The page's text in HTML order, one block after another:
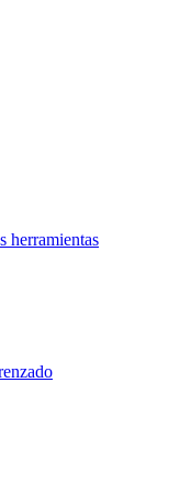
herramientas